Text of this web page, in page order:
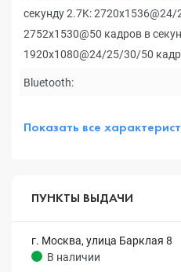
секунду 2.7K:
2752x1530@50 кадров в
1920x1080@24/25/30/50
Bluetooth:
Показать все
ПУНКТЫ ВЫДАЧИ
г. Москва, улица Барклая 8
В наличии